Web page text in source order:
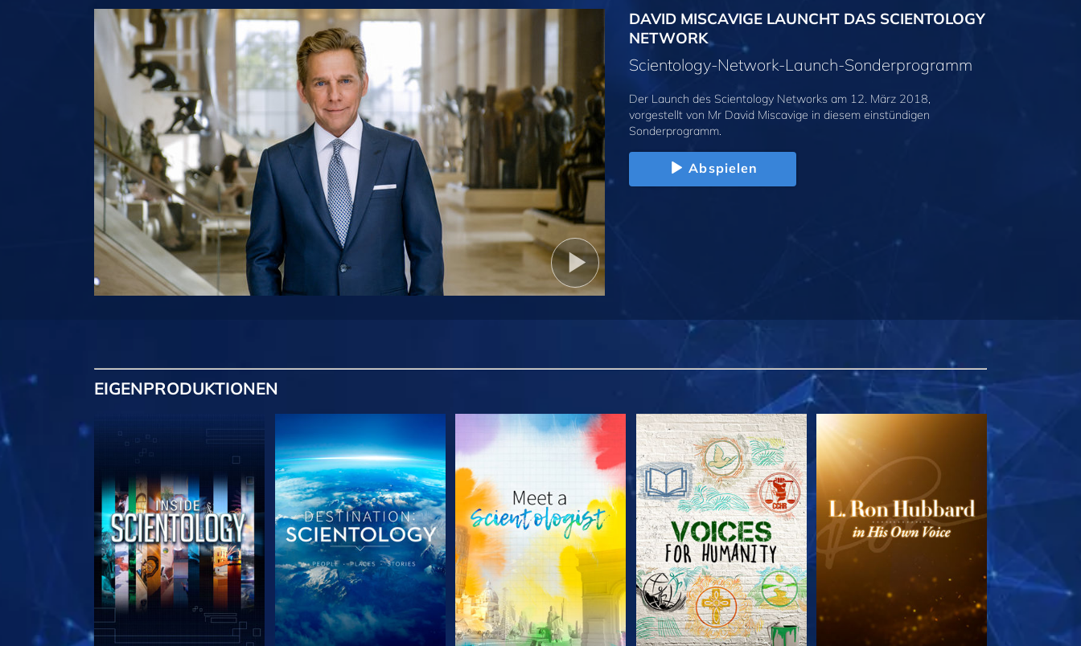
DAVID MISCAVIGE LAUNCHT DAS SCIENTOLOGY
NETWORK
Scientology-Network-Launch-Sonderprogramm
Der Launch des Scientology Networks am 12. März 2018,
vorgestellt von Mr David Miscavige in diesem einstündigen
Sonderprogramm.
Abspielen
EIGENPRODUKTIONEN